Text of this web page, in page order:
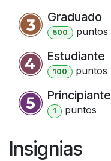
Graduado
500 puntos
Estudiante
100 puntos
Principiante
1 puntos
Insignias